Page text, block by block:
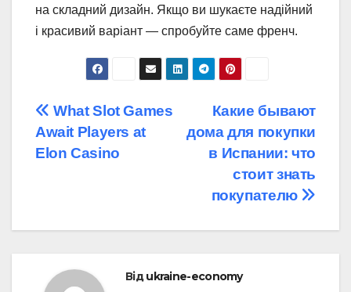
на складний дизайн. Якщо ви шукаєте надійний
і красивий варіант — спробуйте саме френч.
Навігація
записів
Какие бывают
дома для покупки
в Испании: что
стоит знать
покупателю
What Slot Games
Await Players at
Elon Casino
Відukraine-economy